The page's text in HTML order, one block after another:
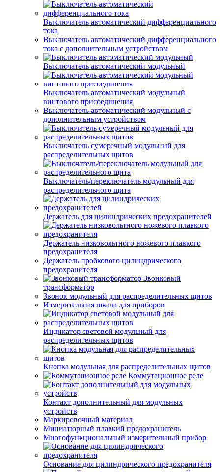
Выключатель автоматический дифференциального
тока
Выключатель автоматический дифференциального
тока с дополнительным устройством
Выключатель автоматический модульный
Выключатель автоматический модульный
винтового присоединения
Выключатель автоматический модульный с
дополнительным устройством
Выключатель сумеречный модульный для
распределительных щитов
Выключатель/переключатель модульный для
распределительного щита
Держатель для цилиндрических предохранителей
Держатель низковольтного ножевого плавкого
предохранителя
Держатель пробкового цилиндрического
предохранителя
Звонковый
трансформатор
Звонок модульный для распределительных щитов
Измерительная шкала для приборов
Индикатор световой модульный для
распределительных щитов
Кнопка модульная для распределительных щитов
Коммутационное реле
Контакт дополнительный для модульных
устройств
Маркировочный материал
Миниатюрный плавкий предохранитель
Многофункциональный измерительный прибор
Основание для цилиндрического предохранителя